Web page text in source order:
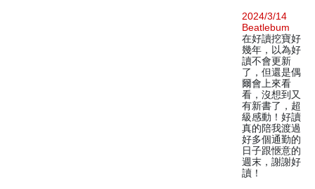
2024/3/14
Beatlebum
在好讀挖寶好
幾年，以為好
讀不會更新
了，但還是偶
爾會上來看
看，沒想到又
有新書了，超
級感動！好讀
真的陪我渡過
好多個通勤的
日子跟愜意的
週末，謝謝好
讀！